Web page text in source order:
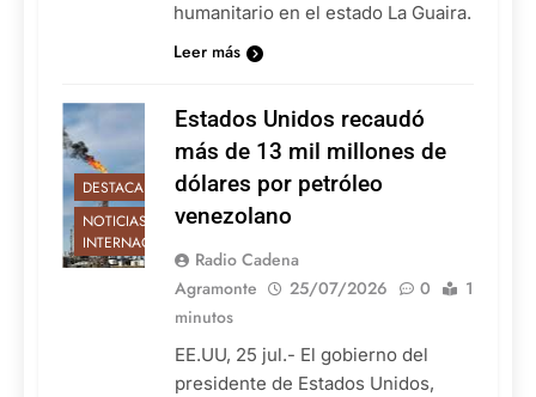
humanitario en el estado La Guaira.
Leer más
DESTACADAS
NOTICIAS
INTERNACIONALES
Estados Unidos recaudó
más de 13 mil millones de
dólares por petróleo
venezolano
Radio Cadena
Agramonte
25/07/2026 0
1
minutos
EE.UU, 25 jul.- El gobierno del
presidente de Estados Unidos,